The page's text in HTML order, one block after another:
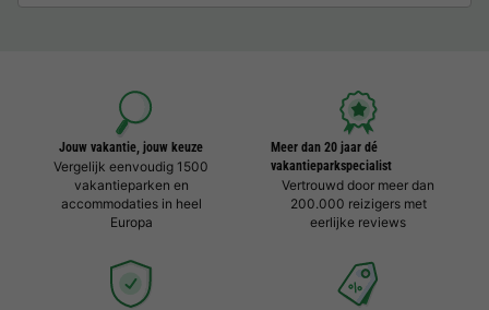
Jouw vakantie, jouw keuze
Vergelijk eenvoudig 1500
vakantieparken en
accommodaties in heel
Europa
Meer dan 20 jaar dé
vakantieparkspecialist
Vertrouwd door meer dan
200.000 reizigers met
eerlijke reviews